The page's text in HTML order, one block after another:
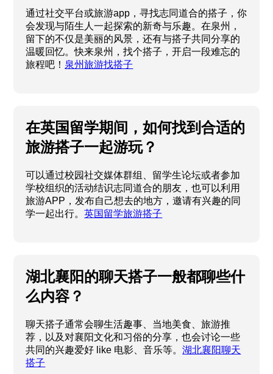
通过社交平台或旅游app，寻找志同道合的搭子，你
会发现与陌生人一起探索的新奇与乐趣。在泉州，
留下的不仅是美丽的风景，还有与搭子共同分享的
温暖回忆。快来泉州，找个搭子，开启一段难忘的
旅程吧！ 泉州旅游找搭子
在英国留学期间，如何找到合适的
旅游搭子一起游玩？
可以通过校园社交媒体群组、留学生论坛或者参加
学校组织的活动结识志同道合的朋友，也可以利用
旅游APP，发布自己想去的地方，邀请有兴趣的同
学一起出行。英国留学旅游搭子
湖北襄阳的聊天搭子一般都聊些什
么内容？
聊天搭子通常会聊生活趣事、当地美食、旅游推
荐，以及对襄阳文化和习俗的分享，也会讨论一些
共同的兴趣爱好 like 电影、音乐等。湖北襄阳聊天
搭子